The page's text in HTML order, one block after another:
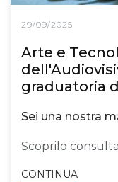
29/09/2025
Arte e
graduatoria
Sei una nostra
Scoprilo
CONTINUA